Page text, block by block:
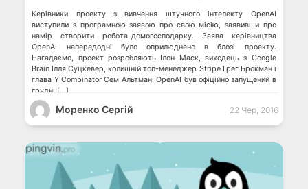
Керівники проекту з вивчення штучного інтелекту OpenAI
виступили з програмною заявою про свою місію, заявивши про
намір створити робота-домогосподарку. Заява керівництва
OpenAI напередодні було оприлюднено в блозі проекту.
Нагадаємо, проект розробляють Ілон Маск, виходець з Google
Brain Ілля Суцкевер, колишній топ-менеджер Stripe Грег Брокман і
глава Y Combinator Сем Альтман. OpenAI був офіційно запущений в
грудні […]
Моренко Сергій 22 Чер, 2016